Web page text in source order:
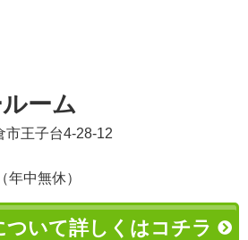
ーム
市王子台4-28-12
年中無休）
ついて詳しくはコチラ